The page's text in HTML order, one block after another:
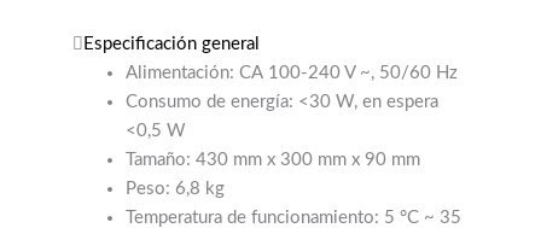
Especificación general
Alimentación: CA 100-240 V ~, 50/60 Hz
Consumo de energía: <30 W, en espera
<0,5 W
Tamaño: 430 mm x 300 mm x 90 mm
Peso: 6,8 kg
Temperatura de funcionamiento: 5 °C ~ 35